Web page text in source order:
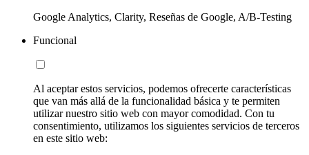
Google Analytics, Clarity, Reseñas de Google, A/B-Testing
Funcional
Al aceptar estos servicios, podemos ofrecerte características
que van más allá de la funcionalidad básica y te permiten
utilizar nuestro sitio web con mayor comodidad. Con tu
consentimiento, utilizamos los siguientes servicios de terceros
en este sitio web: